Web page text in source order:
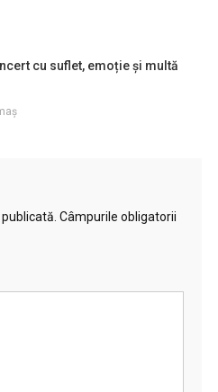
cu suflet, emoție și multă
Câmpurile obligatorii